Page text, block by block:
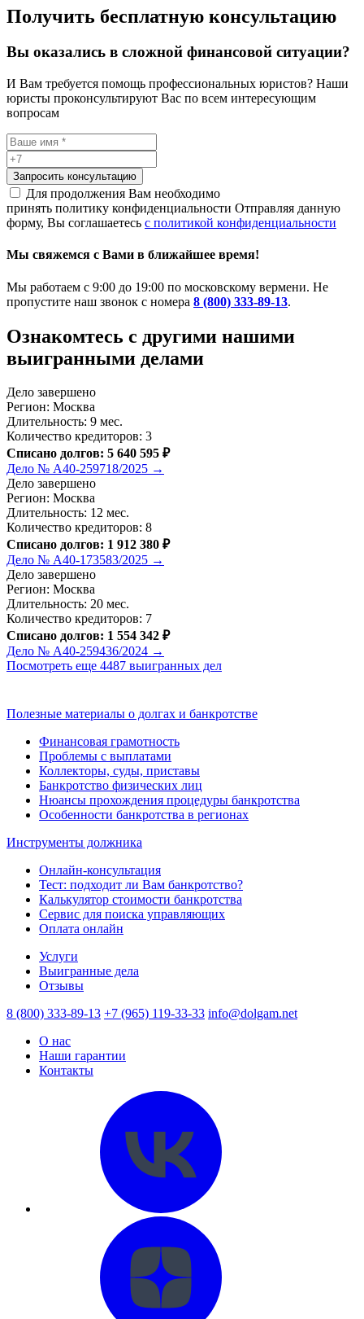
Получить бесплатную консультацию
Вы оказались в сложной финансовой ситуации?
И Вам требуется помощь профессиональных юристов? Наши
юристы проконсультируют Вас по всем интересующим
вопросам
Запросить консультацию
Для продолжения Вам необходимо
принять политику конфиденциальности Отправляя данную
форму, Вы соглашаетесь с политикой конфиденциальности
Мы свяжемся с Вами в ближайшее время!
Мы работаем с 9:00 до 19:00 по московскому вермени. Не
пропустите наш звонок с номера 8 (800) 333-89-13.
Ознакомтесь c другими нашими
выигранными делами
Дело завершено
Регион: Москва
Длительность: 9 мес.
Количество кредиторов: 3
Списано долгов: 5 640 595 ₽
Дело № А40-259718/2025 →
Дело завершено
Регион: Москва
Длительность: 12 мес.
Количество кредиторов: 8
Списано долгов: 1 912 380 ₽
Дело № А40-173583/2025 →
Дело завершено
Регион: Москва
Длительность: 20 мес.
Количество кредиторов: 7
Списано долгов: 1 554 342 ₽
Дело № А40-259436/2024 →
Посмотреть еще 4487 выигранных дел
Полезные материалы о долгах и банкротстве
Финансовая грамотность
Проблемы с выплатами
Коллекторы, суды, приставы
Банкротство физических лиц
Нюансы прохождения процедуры банкротства
Особенности банкротства в регионах
Инструменты должника
Онлайн-консультация
Тест: подходит ли Вам банкротство?
Калькулятор стоимости банкротства
Сервис для поиска управляющих
Оплата онлайн
Услуги
Выигранные дела
Отзывы
8 (800) 333-89-13 +7 (965) 119-33-33 info@dolgam.net
О нас
Наши гарантии
Контакты